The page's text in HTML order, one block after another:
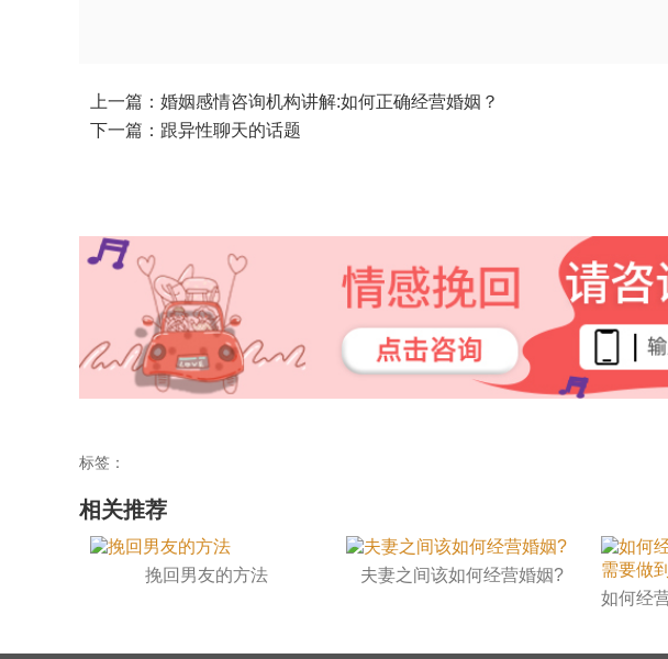
上一篇：婚姻感情咨询机构讲解:如何正确经营婚姻？
下一篇：跟异性聊天的话题
标签：
相关推荐
挽回男友的方法
夫妻之间该如何经营婚姻?
如何经